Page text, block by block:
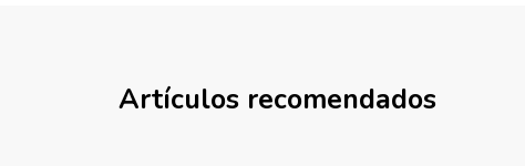
Artículos recomendados